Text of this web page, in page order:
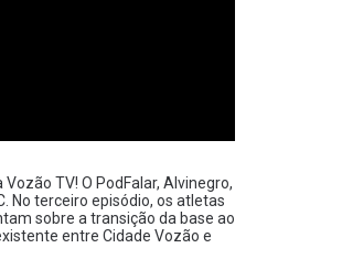
TV! O PodFalar, Alvinegro,
No terceiro episódio, os atletas
sobre a transição da base ao
entre Cidade Vozão e